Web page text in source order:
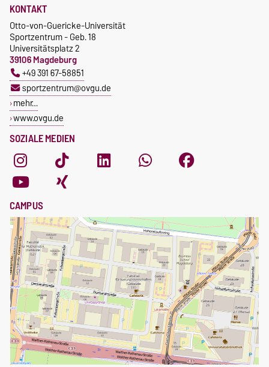
SOZIALE MEDIEN
KONTAKT
Otto-von-Guericke-Universität
Sportzentrum - Geb. 18
Universitätsplatz 2
39106 Magdeburg
+49 391 67-58851
sportzentrum@ovgu.de
mehr…
www.ovgu.de
CAMPUS